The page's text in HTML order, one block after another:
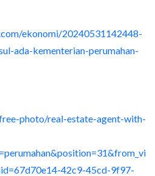
ekonomi/20240531142448-
ada-kementerian-perumahan-
photo/real-estate-agent-with-
42c9-45cd-9f97-